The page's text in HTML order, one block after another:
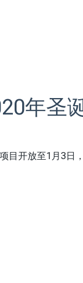
年圣
目开放至1月3日